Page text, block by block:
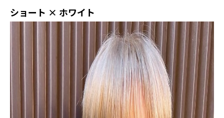
ショート × ホワイト